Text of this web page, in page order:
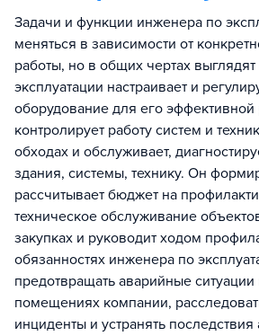
Задачи и функции инженера по
меняться в зависимости от
работы, но в общих чертах
эксплуатации настраивает и
оборудование для его эффективной
контролирует работу систем и
обходах и обслуживает,
здания, системы, технику. Он
рассчитывает бюджет на
техническое обслуживание
закупках и руководит ходом
обязанностях инженера по
предотвращать аварийные ситуации
помещениях компании,
инциденты и устранять